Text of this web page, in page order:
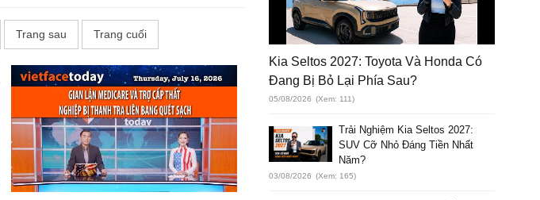
Trang sau Trang cuối
Kia Seltos 2027: Toyota Và Honda Có
Đang Bị Bỏ Lại Phía Sau?
05/08/2026 (Xem: 111)
Trải Nghiệm Kia Seltos 2027:
SUV Cỡ Nhỏ Đáng Tiền Nhất
Năm?
03/08/2026 (Xem: 165)